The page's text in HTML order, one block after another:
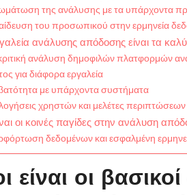
της ανάλυσης με τα υπάρχοντα
του προσωπικού στην ερμηνεία
ανάλυσης απόδοσης είναι τα
ανάλυση δημοφιλών πλατφορμών
για διάφορα εργαλεία
με υπάρχοντα συστήματα
χρηστών και μελέτες περιπτώσεων
οι κοινές παγίδες στην ανάλυση
δεδομένων και εσφαλμένη
είναι οι